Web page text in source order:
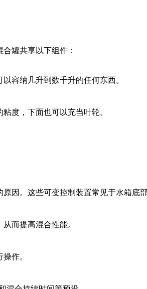
罐共享以下组件：
容纳几升到数千升的任何东西。
度，下面也可以充当叶轮。
因。这些可变控制装置常见于水箱底部
而提高混合性能。
作。